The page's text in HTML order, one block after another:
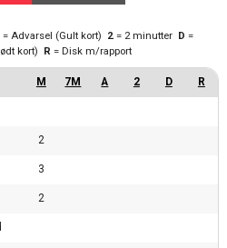
2
3
2
= Advarsel (Gult kort) 2= 2 minutter D =
kort) R = Disk m/rapport